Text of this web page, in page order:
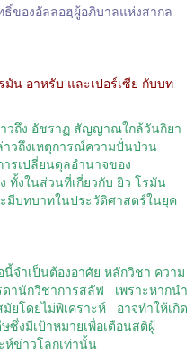
ธิ์ของอัลลอฮฺผู้อภิบาลแห่งสากล
มัน อาหรับ และเปอร์เซีย กับบท
ถึง อัชราฏ สัญญาณใกล้วันกิยา
รเปลี่ยนดุลอำนาจของ
ทั้งในส่วนที่เกี่ยวกับ ยิว โรมัน
มีบทบาทในประวัติศาสตร์ในยุค
จำเป็นต้องอาศัย หลักวิชา ความ
านักวิชาการสลัฟ
เพราะหากนำ
ยโดยไม่พิเคราะห์
อาจทำให้เกิด
ซึ่งมีเป้าหมายเพื่อเตือนสติผู้
ห์ข่าวโลกเท่านั้น